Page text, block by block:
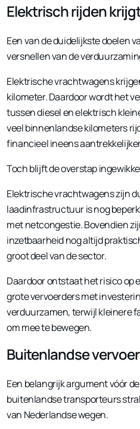
Elektrisch rijden
Een van de duidelijkste doelen
versnellen van de
Elektrische vrachtwagens
kilometer. Daardoor wordt het
tussen diesel en elektrisch
veel binnenlandse kilometers
financieel ineens
Toch blijft de overstap
Elektrische vrachtwagens zijn
laadinfrastructuur is nog
met netcongestie. Bovendien
inzetbaarheid nog altijd
groot deel van de sector.
Daardoor ontstaat het risico op
grote vervoerders met
verduurzamen, terwijl kleinere
om mee te bewegen.
Buitenlandse
Een belangrijk argument vóór
buitenlandse transporteurs
van Nederlandse wegen.